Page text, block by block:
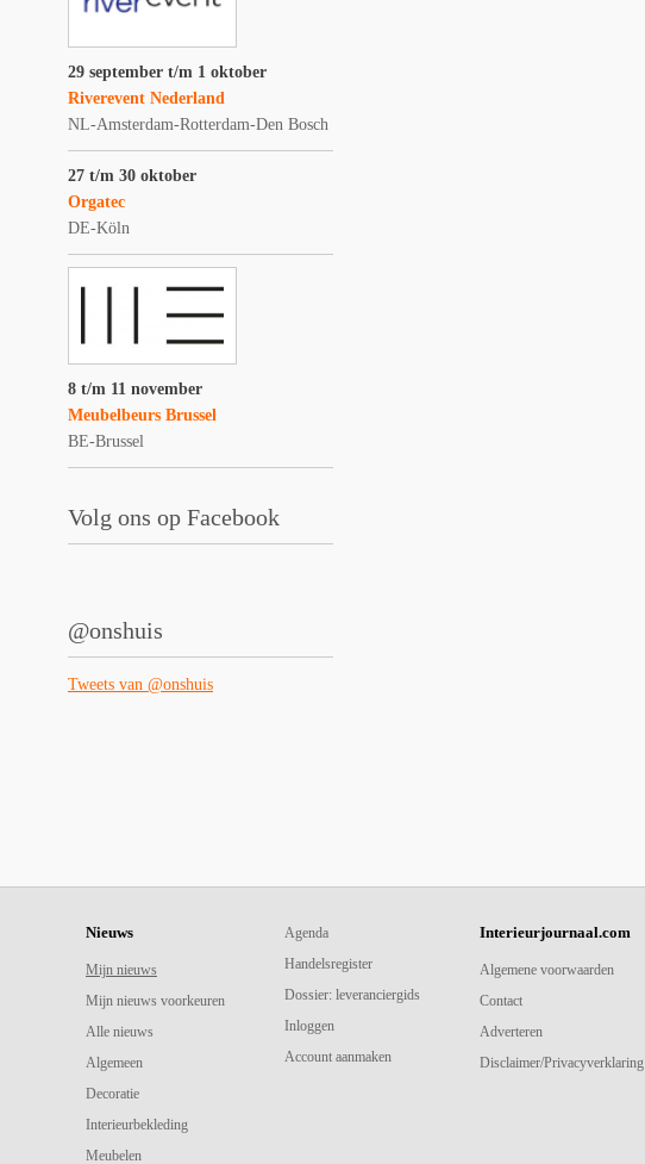
29 september t/m 1 oktober
Riverevent Nederland
NL-Amsterdam-Rotterdam-Den Bosch
27 t/m 30 oktober
Orgatec
DE-Köln
8 t/m 11 november
Meubelbeurs Brussel
BE-Brussel
Volg ons op Facebook
@onshuis
Tweets van @onshuis
Nieuws
Mijn nieuws
Mijn nieuws voorkeuren
Alle nieuws
Algemeen
Decoratie
Interieurbekleding
Meubelen
Agenda
Handelsregister
Dossier: leveranciergids
Inloggen
Account aanmaken
Interieurjournaal.com
Algemene voorwaarden
Contact
Adverteren
Disclaimer/Privacyverklaring